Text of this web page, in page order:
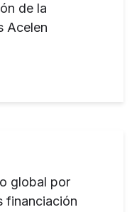
de la
Acelen
global por
financiación